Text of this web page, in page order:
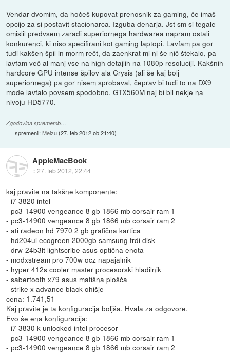
Vendar dvomim, da hočeš kupovat prenosnik za gaming, če imaš
opcijo za si postavit stacionarca. Izguba denarja. Jst sm si tegale
omislil predvsem zaradi superiornega hardwarea napram ostali
konkurenci, ki niso specifirani kot gaming laptopi. Lavfam pa gor
tudi kakšen špil in morm rečt, da zaenkrat mi ni še nič štekalo, pa
lavfam več al manj vse na high detajlih na 1080p resoluciji. Kakšnih
hardcore GPU intense špilov ala Crysis (ali še kaj bolj
superiornega) pa gor nisem sprobaval, čeprav bi tudi to na DX9
mode lavfalo povsem spodobno. GTX560M naj bi bil nekje na
nivoju HD5770.
Zgodovina sprememb…
spremenil:Meizu(27. feb 2012 ob 21:40)
AppleMacBook
::27. feb 2012, 22:44
kaj pravite na takšne komponente:
- i7 3820 intel
- pc3-14900 vengeance 8 gb 1866 mb corsair ram 1
- pc3-14900 vengeance 8 gb 1866 mb corsair ram 2
- ati radeon hd 7970 2 gb grafična kartica
- hd204ui ecogreen 2000gb samsung trdi disk
- drw-24b3lt lightscribe asus optična enota
- modxstream pro 700w ocz napajalnik
- hyper 412s cooler master procesorski hladilnik
- sabertooth x79 asus matišna plošča
- strike x advance black ohišje
cena: 1.741,51
Kaj pravite je ta konfiguracija boljša. Hvala za odgovore.
Evo še ena konfiguracija:
- i7 3830 k unlocked intel procesor
- pc3-14900 vengeance 8 gb 1866 mb corsair ram 1
- pc3-14900 vengeance 8 gb 1866 mb corsair ram 2